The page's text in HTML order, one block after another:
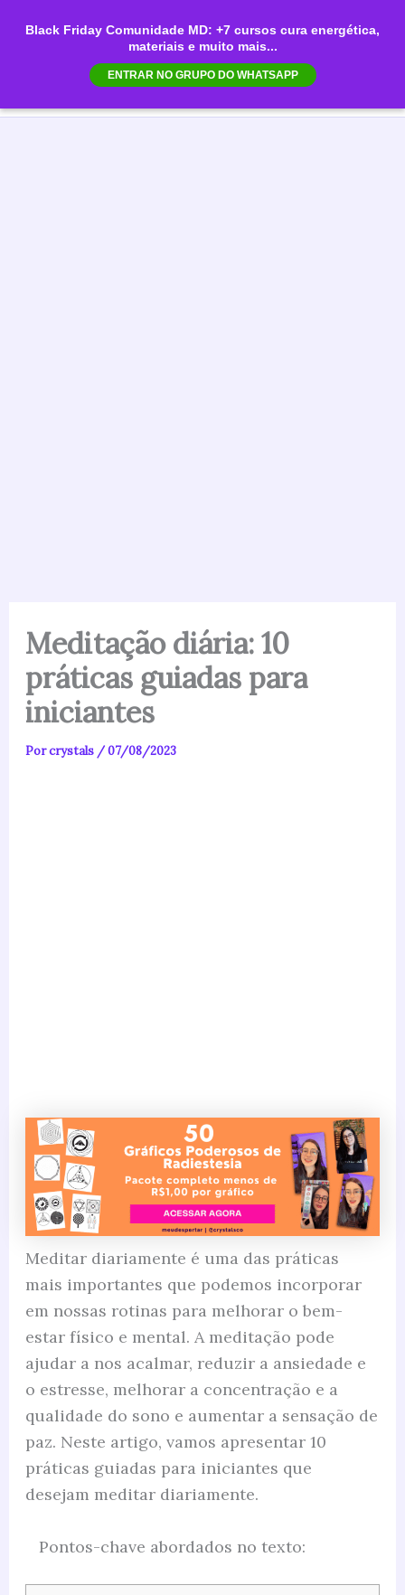
Black Friday Comunidade MD: +7 cursos cura energética,
materiais e muito mais...
ENTRAR NO GRUPO DO WHATSAPP
para
Meditação diária: 10
práticas guiadas para
iniciantes
Porcrystals /07/08/2023
Meditar diariamente é uma das práticas
mais importantes que podemos incorporar
em nossas rotinas para melhorar o bem-
estar físico e mental. A meditação pode
ajudar a nos acalmar, reduzir a ansiedade e
o estresse, melhorar a concentração e a
qualidade do sono e aumentar a sensação de
paz. Neste artigo, vamos apresentar 10
práticas guiadas para iniciantes que
desejam meditar diariamente.
Pontos-chave abordados no texto: